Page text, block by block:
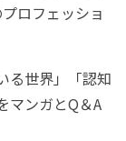
ロフェッショ
る世界」「認知
マンガとQ＆A